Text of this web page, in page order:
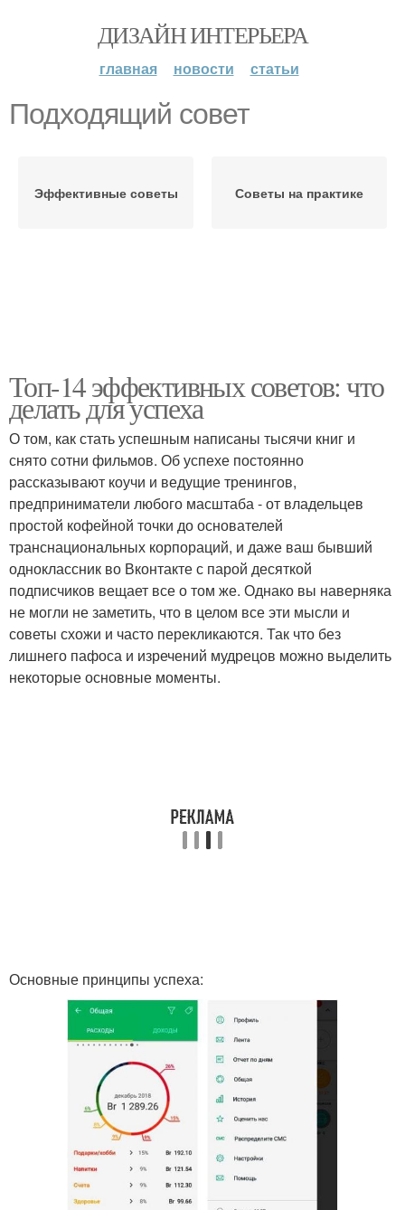
ДИЗАЙН ИНТЕРЬЕРА
главная новости статьи
Подходящий совет
Эффективные советы Советы на практике
Топ-14 эффективных советов: что
делать для успеха
О том, как стать успешным написаны тысячи книг и
снято сотни фильмов. Об успехе постоянно
рассказывают коучи и ведущие тренингов,
предприниматели любого масштаба - от владельцев
простой кофейной точки до основателей
транснациональных корпораций, и даже ваш бывший
одноклассник во Вконтакте с парой десяткой
подписчиков вещает все о том же. Однако вы наверняка
не могли не заметить, что в целом все эти мысли и
советы схожи и часто перекликаются. Так что без
лишнего пафоса и изречений мудрецов можно выделить
некоторые основные моменты.
Основные принципы успеха: